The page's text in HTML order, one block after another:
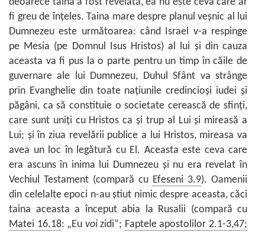
fi greu de înţeles. Taina mare despre planul veşnic al lui
Dumnezeu este următoarea: când Israel v-a respinge
pe Mesia (pe Domnul Isus Hristos) al lui şi din cauza
aceasta va fi pus la o parte pentru un timp în căile de
guvernare ale lui Dumnezeu, Duhul Sfânt va strânge
prin Evanghelie din toate naţiunile credincioşi iudei şi
păgâni, ca să constituie o societate cerească de sfinţi,
care sunt uniţi cu Hristos ca şi trup al Lui şi mireasă a
Lui; şi în ziua revelării publice a lui Hristos, mireasa va
avea un loc în legătură cu El. Aceasta este ceva care
era ascuns în inima lui Dumnezeu şi nu era revelat în
Vechiul Testament (compară cu Efeseni 3.9). Oamenii
din celelalte epoci n-au ştiut nimic despre aceasta, căci
taina aceasta a început abia la Rusalii (compară cu
Matei 16.18: „Eu voizidi”; Faptele apostolilor 2.1-3,47;